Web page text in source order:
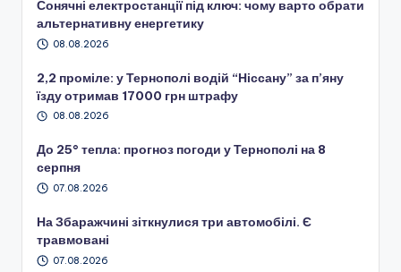
Сонячні електростанції під ключ: чому варто обрати
альтернативну енергетику
08.08.2026
2,2 проміле: у Тернополі водій “Ніссану” за п’яну
їзду отримав 17000 грн штрафу
08.08.2026
До 25° тепла: прогноз погоди у Тернополі на 8
серпня
07.08.2026
На Збаражчині зіткнулися три автомобілі. Є
травмовані
07.08.2026